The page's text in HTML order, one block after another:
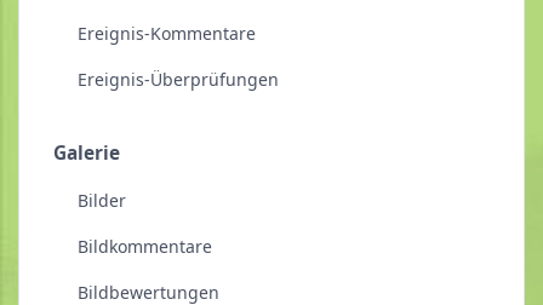
Ereignis-Kommentare
Ereignis-Überprüfungen
Galerie
Bilder
Bildkommentare
Bildbewertungen